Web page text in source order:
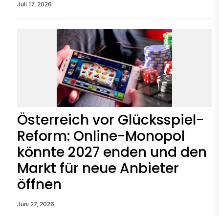
Juli 17, 2026
Österreich vor Glücksspiel-
Reform: Online-Monopol
könnte 2027 enden und den
Markt für neue Anbieter
öffnen
Juni 27, 2026